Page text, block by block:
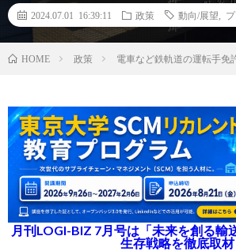
2024.07.01 16:39:11 政策 動向/展望
HOME 政策 電車など鉄軌道の運転手
月刊LOGI-BIZ 7月号は「未来を創る輸
生存戦略を徹底取材